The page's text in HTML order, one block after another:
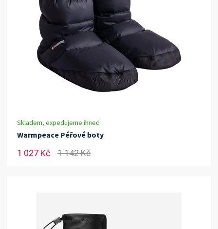
Skladem, expedujeme ihned
Warmpeace Péřové boty
1 027 Kč 1 142 Kč